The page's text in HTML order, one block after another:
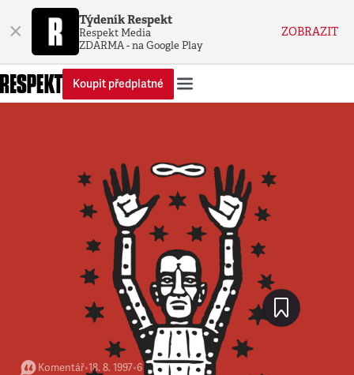
× Týdeník Respekt
Respekt Media
ZDARMA - na Google Play
ZOBRAZIT
Koupit předplatné
Komentář•18. 8. 1997•6 minut